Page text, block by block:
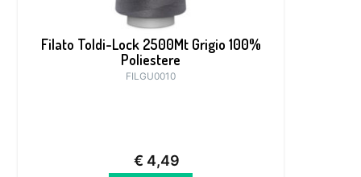
Filato Toldi-Lock 2500Mt Grigio 100%
Poliestere
FILGU0010
€ 4,49